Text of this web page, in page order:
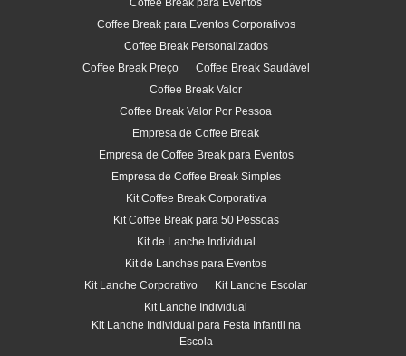
Coffee Break para Eventos
Coffee Break para Eventos Corporativos
Coffee Break Personalizados
Coffee Break Preço
Coffee Break Saudável
Coffee Break Valor
Coffee Break Valor Por Pessoa
Empresa de Coffee Break
Empresa de Coffee Break para Eventos
Empresa de Coffee Break Simples
Kit Coffee Break Corporativa
Kit Coffee Break para 50 Pessoas
Kit de Lanche Individual
Kit de Lanches para Eventos
Kit Lanche Corporativo
Kit Lanche Escolar
Kit Lanche Individual
Kit Lanche Individual para Festa Infantil na
Escola